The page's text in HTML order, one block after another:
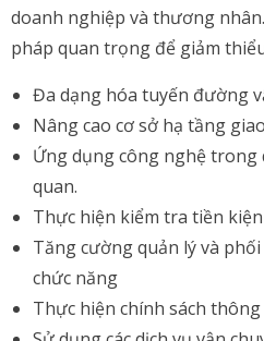
doanh nghiệp và thương
pháp quan trọng để giảm
Đa dạng hóa tuyến đường
Nâng cao cơ sở hạ tầng
Ứng dụng công nghệ
quan.
Thực hiện kiểm tra tiền
Tăng cường quản lý và
chức năng
Thực hiện chính sách